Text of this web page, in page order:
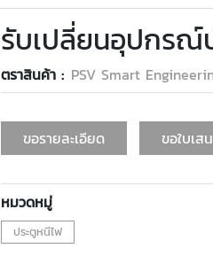
รับเปลี่ยนอุปกรณ์
ตราสินค้า : PSV Smart
ขอรายละเอียด ขอใบเส
หมวดหมู่
ประตูหนีไฟ